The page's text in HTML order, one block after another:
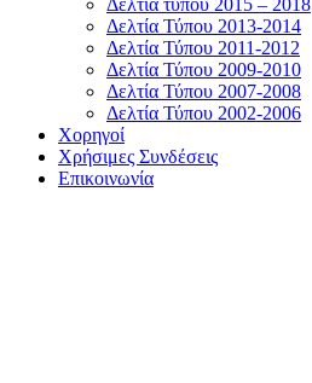
Δελτία τύπου 2015 – 2018
Δελτία Τύπου 2013-2014
Δελτία Τύπου 2011-2012
Δελτία Τύπου 2009-2010
Δελτία Τύπου 2007-2008
Δελτία Τύπου 2002-2006
Χορηγοί
Χρήσιμες Συνδέσεις
Επικοινωνία